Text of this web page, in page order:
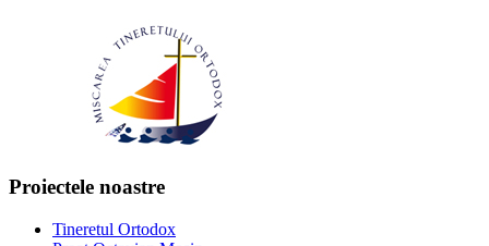
Proiectele noastre
Tineretul Ortodox